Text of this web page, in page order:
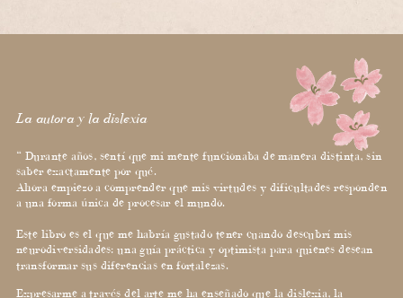
“ Durante años, sentí que mi mente funcionaba de manera distinta, sin
saber exactamente por qué.
Ahora empiezo a comprender que mis virtudes y dificultades responden
a una forma única de procesar el mundo.
Este libro es el que me habría gustado tener cuando descubrí mis
neurodiversidades: una guía práctica y optimista para quienes desean
transformar sus diferencias en fortalezas.
Expresarme a través del arte me ha enseñado que la dislexia, la
La autora y la dislexia